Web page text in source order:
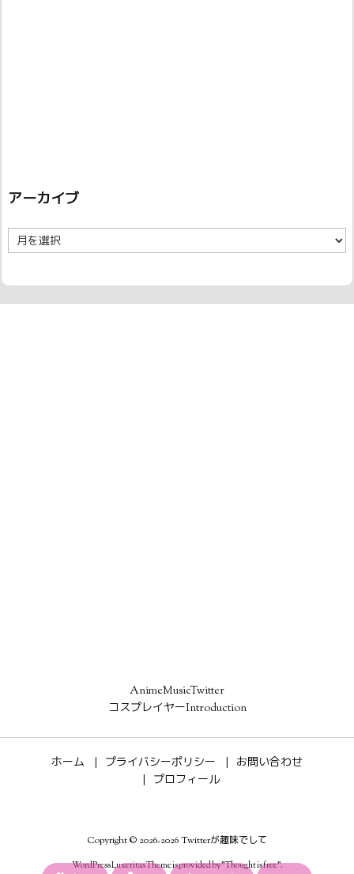
アーカイブ
ア
ー
イ
ブ
AnimeMusicTwitter
コスプレイヤーIntroduction
ホーム プライバシーポリシー
お問い合わせ
プロフィール
Copyright © 2026-2026Twitterが趣味でして
WordPress Luxeritas Theme is provided by "Thought is free".